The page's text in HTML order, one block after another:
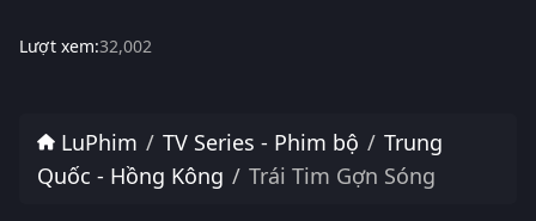
Lượt xem:32,002
LuPhim TV Series - Phim bộ
Trung
Quốc - Hồng Kông
Trái Tim Gợn Sóng